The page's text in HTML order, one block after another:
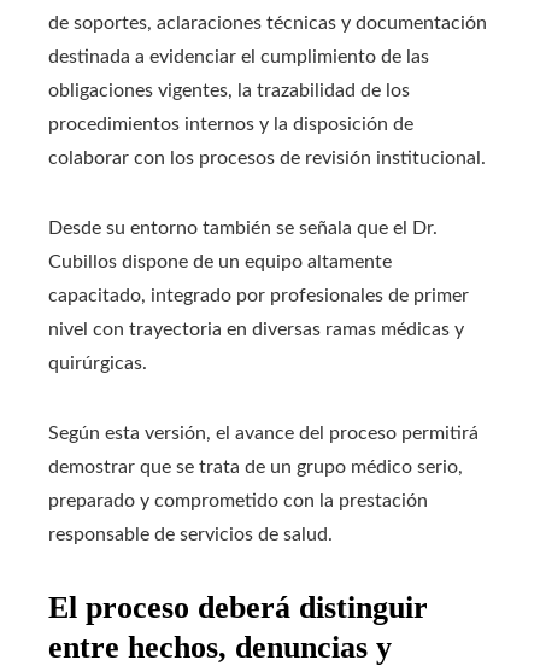
de soportes, aclaraciones técnicas y documentación
destinada a evidenciar el cumplimiento de las
obligaciones vigentes, la trazabilidad de los
procedimientos internos y la disposición de
colaborar con los procesos de revisión institucional.
Desde su entorno también se señala que el Dr.
Cubillos dispone de un equipo altamente
capacitado, integrado por profesionales de primer
nivel con trayectoria en diversas ramas médicas y
quirúrgicas.
Según esta versión, el avance del proceso permitirá
demostrar que se trata de un grupo médico serio,
preparado y comprometido con la prestación
responsable de servicios de salud.
El proceso deberá distinguir
entre hechos, denuncias y